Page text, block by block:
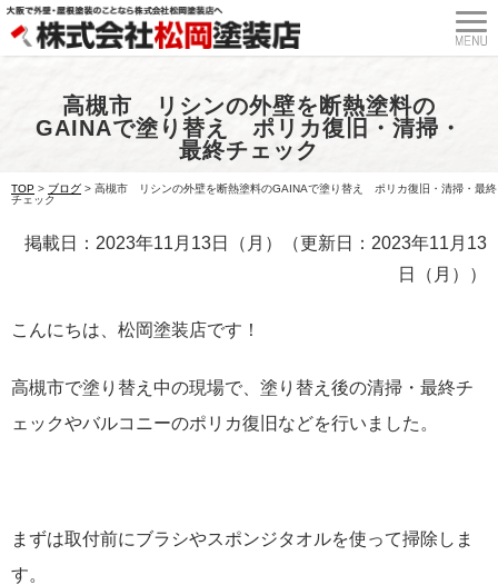
高槻市 リシンの外壁を断熱塗料の
GAINAで塗り替え ポリカ復旧・清掃・
最終チェック
TOP > ブログ > 高槻市 リシンの外壁を断熱塗料のGAINAで塗り替え ポリカ復旧・清掃・最終
チェック
掲載日：2023年11月13日（月）（更新日：2023年11月13
日（月））
こんにちは、松岡塗装店です！
高槻市で塗り替え中の現場で、塗り替え後の清掃・最終チ
ェックやバルコニーのポリカ復旧などを行いました。
まずは取付前にブラシやスポンジタオルを使って掃除しま
す。